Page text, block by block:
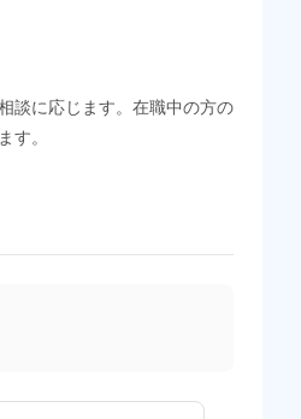
談に応じます。在職中の方の
す。